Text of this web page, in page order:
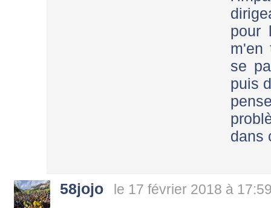
pour
m'en
se
puis
dans
58jojo le 17 février 2018 à